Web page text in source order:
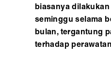
biasanya
seminggu selama
bulan, tergantung
terhadap